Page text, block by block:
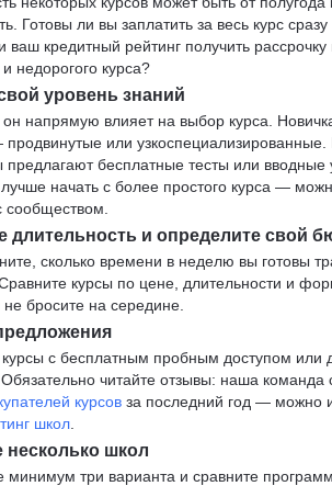
Готовы ли вы заплатить за весь курс
ваш кредитный рейтинг получить
и недорогого курса?
уровень знаний
он напрямую влияет на выбор курса.
или
бесплатные тесты или вводные
лучше начать с более простого курса —
сообществом.
длительность и определите свой
сколько времени в неделю вы готовы
курсы по цене, длительности и
бросите на середине.
с бесплатным пробным доступом или
читайте отзывы: наша
курсовза последний год — можно
школ
несколько школ
минимум три варианта и сравните